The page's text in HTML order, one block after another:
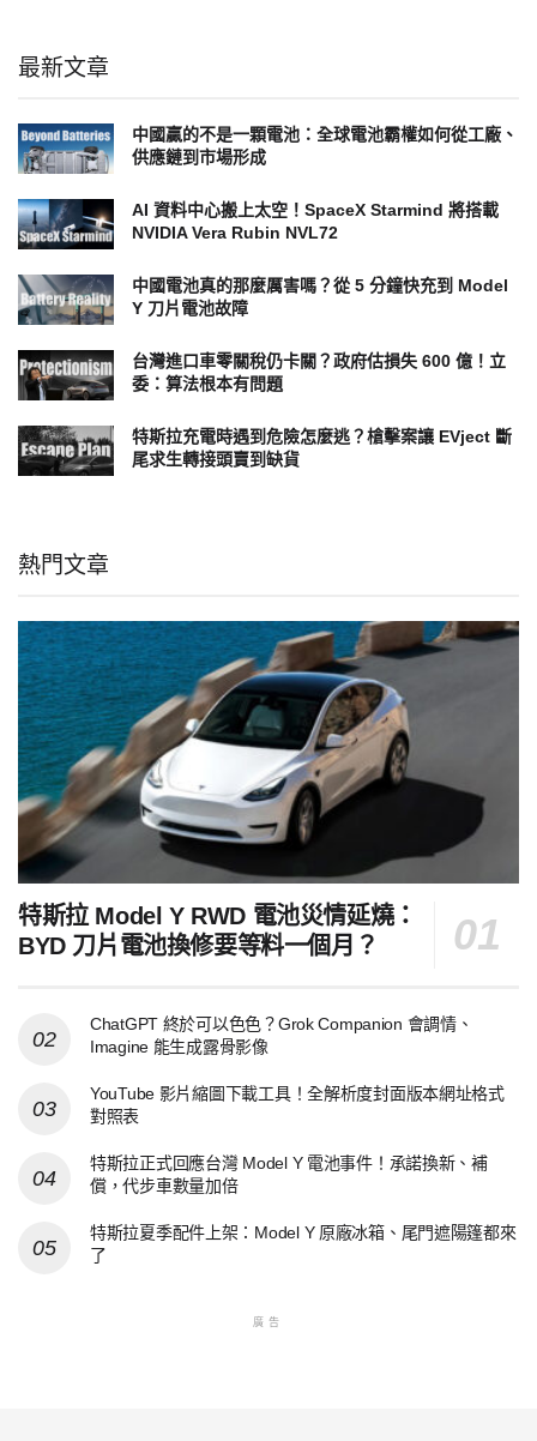
最新文章
中國贏的不是一顆電池：全球電池霸權如何從工廠、
供應鏈到市場形成
AI 資料中心搬上太空！SpaceX Starmind 將搭載
NVIDIA Vera Rubin NVL72
中國電池真的那麼厲害嗎？從 5 分鐘快充到 Model
Y 刀片電池故障
台灣進口車零關稅仍卡關？政府估損失 600 億！立
委：算法根本有問題
特斯拉充電時遇到危險怎麼逃？槍擊案讓 EVject 斷
尾求生轉接頭賣到缺貨
熱門文章
特斯拉 Model Y RWD 電池災情延燒：
BYD 刀片電池換修要等料一個月？
ChatGPT 終於可以色色？Grok Companion 會調情、
Imagine 能生成露骨影像
YouTube 影片縮圖下載工具！全解析度封面版本網址格式
對照表
特斯拉正式回應台灣 Model Y 電池事件！承諾換新、補
償，代步車數量加倍
特斯拉夏季配件上架：Model Y 原廠冰箱、尾門遮陽篷都來
了
廣告